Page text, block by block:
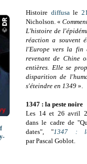
Histoire diffusale
Nicholson. «
L'histoire de
réaction a souvent
l'Europe vers la fin
revenant de Chine
entières. Elle se
disparition de
s'éteindre en 1349 ».
1347 : la peste noire
Les 14 et 26 avril
dans le cadre de
dates", "1347 :
par Pascal Goblot.